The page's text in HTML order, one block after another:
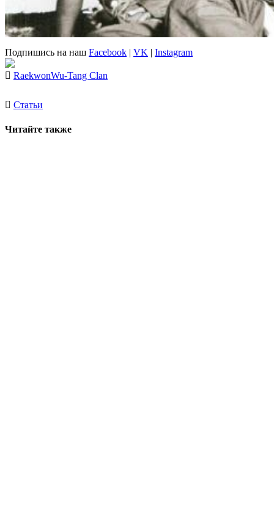
Подпишись на наш Facebook | VK | Instagram
RaekwonWu-Tang Clan
Статьи
Читайте также